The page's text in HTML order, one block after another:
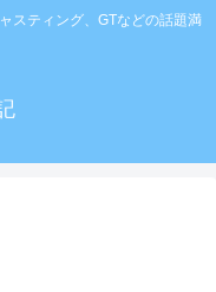
スティング、GTなどの話題満